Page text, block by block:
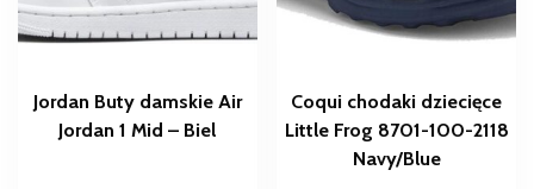
Jordan Buty damskie Air
Jordan 1 Mid – Biel
Coqui chodaki dziecięce
Little Frog 8701-100-2118
Navy/Blue